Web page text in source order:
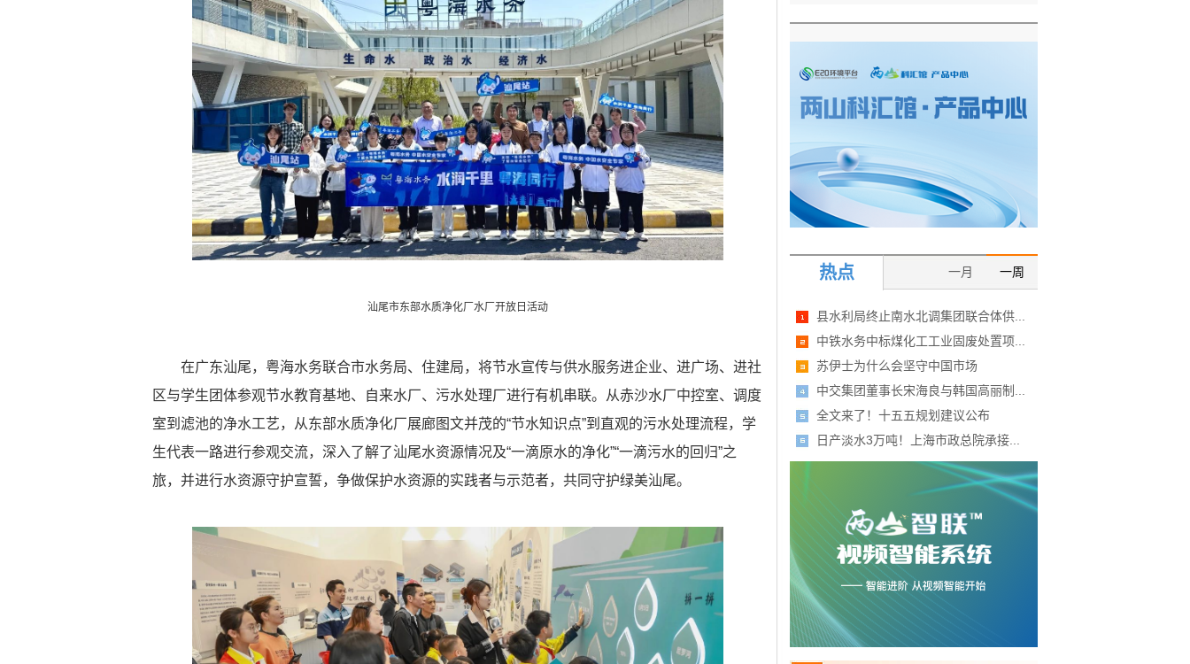
汕尾市东部水质净化厂水厂开放日活动
在广东汕尾，粤海水务联合市水务局、住建局，将节水宣传与供水服务进企业、进广场、进社
区与学生团体参观节水教育基地、自来水厂、污水处理厂进行有机串联。从赤沙水厂中控室、调度
室到滤池的净水工艺，从东部水质净化厂展廊图文并茂的“节水知识点”到直观的污水处理流程，学
生代表一路进行参观交流，深入了解了汕尾水资源情况及“一滴原水的净化”“一滴污水的回归”之
旅，并进行水资源守护宣誓，争做保护水资源的实践者与示范者，共同守护绿美汕尾。
热点 一周
一月
县水利局终止南水北调集团联合体供...
中铁水务中标煤化工工业固废处置项...
苏伊士为什么会坚守中国市场
中交集团董事长宋海良与韩国高丽制...
全文来了！十五五规划建议公布
日产淡水3万吨！上海市政总院承接...